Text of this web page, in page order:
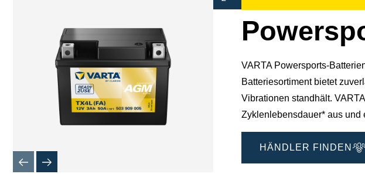
öffnen
VARTA Powersports-
Batteriesortiment bietet
Vibrationen standhält.
Zyklenlebensdauer* aus und
HÄNDLER FINDEN